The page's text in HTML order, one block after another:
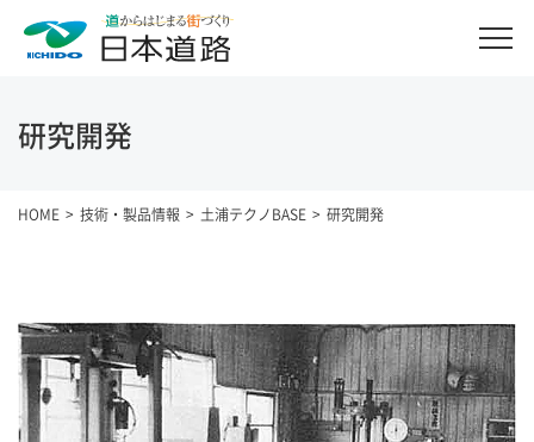
研究開発
HOME 技術・製品情報 土浦テクノBASE 研究開発